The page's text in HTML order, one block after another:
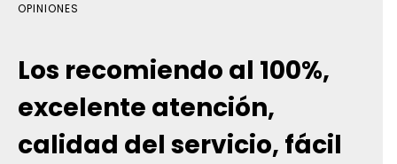
OPINIONES
Los recomiendo al 100%,
excelente atención,
calidad del servicio, fácil